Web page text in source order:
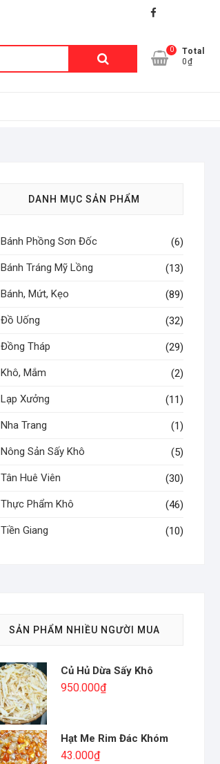
facebook
0
Total
0₫
DANH MỤC SẢN PHẨM
Bánh Phồng Sơn Đốc (6)
Bánh Tráng Mỹ Lồng (13)
Bánh, Mứt, Kẹo (89)
Đồ Uống (32)
Đồng Tháp (29)
Khô, Mắm (2)
Lạp Xưởng (11)
Nha Trang (1)
Nông Sản Sấy Khô (5)
Tân Huê Viên (30)
Thực Phẩm Khô (46)
Tiền Giang (10)
SẢN PHẨM NHIỀU NGƯỜI MUA
Củ Hủ Dừa Sấy Khô
950.000₫
Hạt Me Rim Đác Khóm
43.000₫